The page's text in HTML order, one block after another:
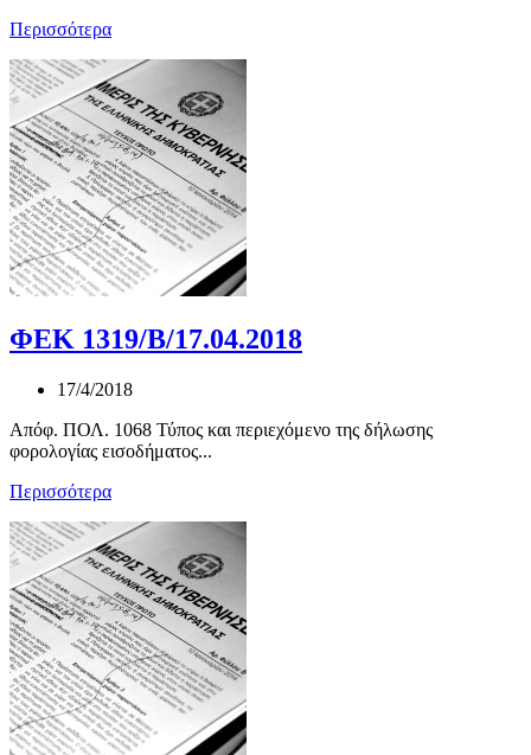
Περισσότερα
ΦΕΚ 1319/Β/17.04.2018
17/4/2018
Απόφ. ΠΟΛ. 1068 Τύπος και περιεχόμενο της δήλωσης
φορολογίας εισοδήματος...
Περισσότερα